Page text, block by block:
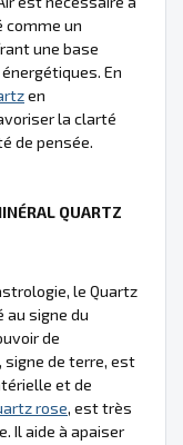
comme un
une base
En
en
la clarté
de pensée.
QUARTZ
le Quartz
signe du
de
signe de terre, est
et de
rose, est très
Il aide à apaiser